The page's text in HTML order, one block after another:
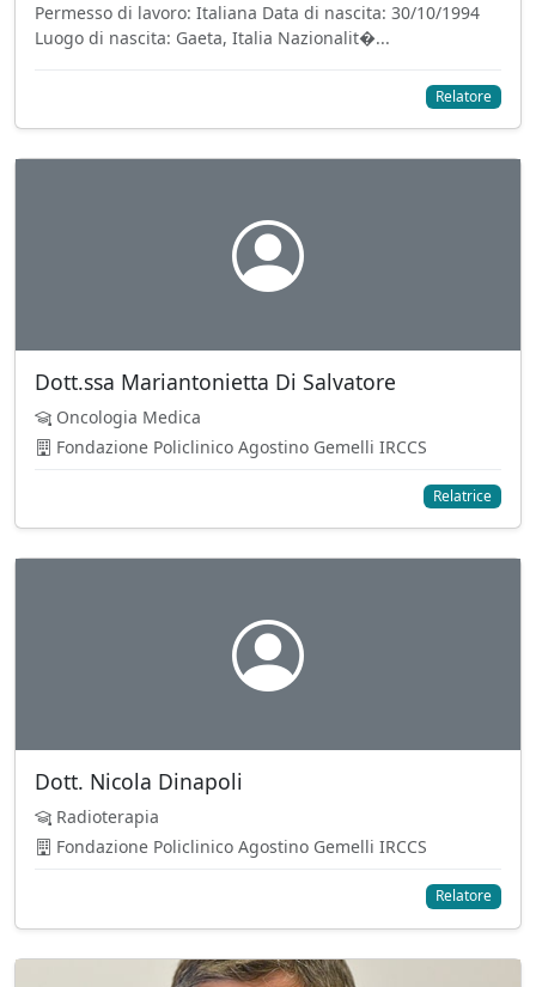
Permesso di lavoro: Italiana Data di nascita: 30/10/1994
Luogo di nascita: Gaeta, Italia Nazionalit�...
Relatore
Dott.ssa Mariantonietta Di Salvatore
Oncologia Medica
Fondazione Policlinico Agostino Gemelli IRCCS
Relatrice
Dott. Nicola Dinapoli
Radioterapia
Fondazione Policlinico Agostino Gemelli IRCCS
Relatore